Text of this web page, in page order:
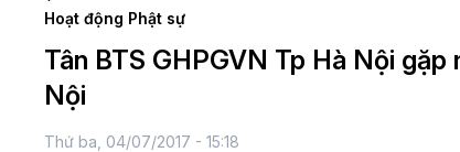
Hoạt động Phật sự
Tân BTS GHPGVN Tp Hà Nội
Nội
Thứ ba, 04/07/2017 - 15:18